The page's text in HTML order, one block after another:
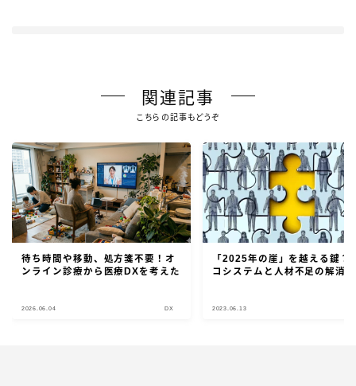
関連記事
こちらの記事もどうぞ
待ち時間や移動、処方箋不要！オ
ンライン診療から医療DXを考えた
2026.06.04 DX
「2025年の崖」を越える鍵？
コシステムと人材不足の解消法
2023.06.13